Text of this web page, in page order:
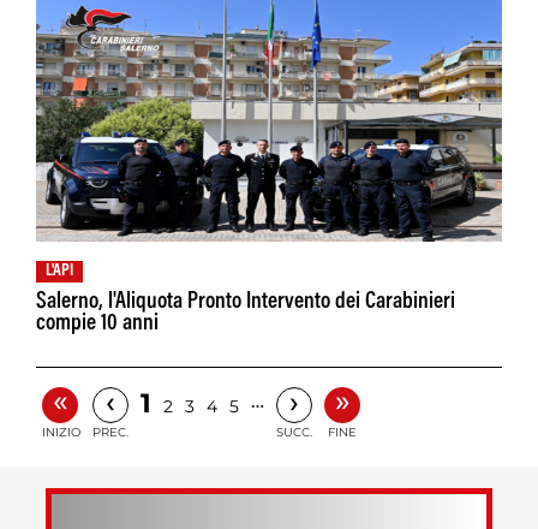
L'API
Salerno, l'Aliquota Pronto Intervento dei Carabinieri
compie 10 anni
«
INIZIO
‹
PREC.
1 2 3 4 5 … ›
SUCC.
»
FINE